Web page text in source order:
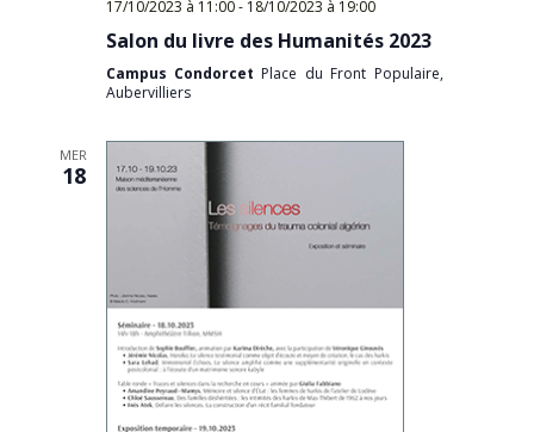
17/10/2023 à 11:00- 18/10/2023 à 19:00
Salon du livre des Humanités 2023
Campus Condorcet Place du Front Populaire,
Aubervilliers
MER
18